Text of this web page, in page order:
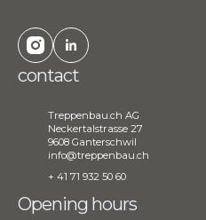
contact
Treppenbau.ch AG
Neckertalstrasse 27
9608 Ganterschwil
info@treppenbau.ch
+ 41 71 932 50 60
Opening hours